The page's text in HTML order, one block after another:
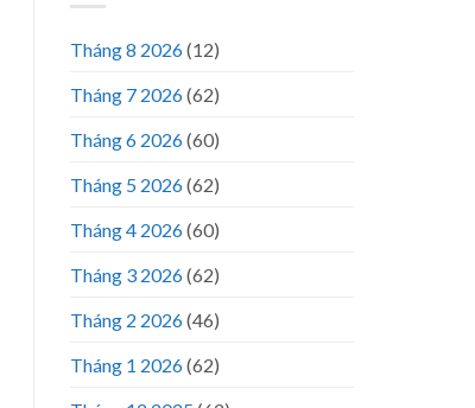
Tháng 8 2026(12)
Tháng 7 2026(62)
Tháng 6 2026(60)
Tháng 5 2026(62)
Tháng 4 2026(60)
Tháng 3 2026(62)
Tháng 2 2026(46)
Tháng 1 2026(62)